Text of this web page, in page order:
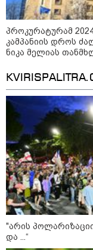
9
აგვისტო
პროკურატურამ
კამპანიის დროს
ნიკა მელიას
"არის
და ...“